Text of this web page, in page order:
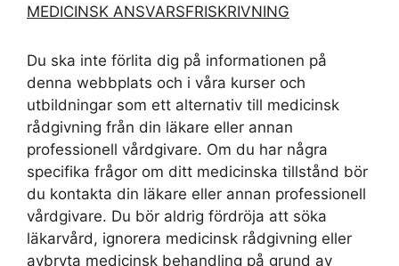
MEDICINSK ANSVARSFRISKRIVNING
Du ska inte förlita dig på informationen på
denna webbplats och i våra kurser och
utbildningar som ett alternativ till medicinsk
rådgivning från din läkare eller annan
professionell vårdgivare. Om du har några
specifika frågor om ditt medicinska tillstånd bör
du kontakta din läkare eller annan professionell
vårdgivare. Du bör aldrig fördröja att söka
läkarvård, ignorera medicinsk rådgivning eller
avbryta medicinsk behandling på grund av